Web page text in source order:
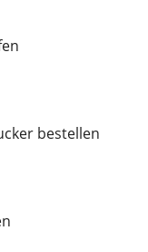
bestellen